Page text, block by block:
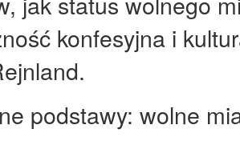
konfesyjna i
podstawy: wolne